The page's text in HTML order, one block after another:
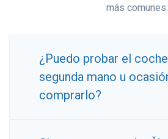
más comunes:
¿Puedo probar el
segunda mano u
comprarlo?